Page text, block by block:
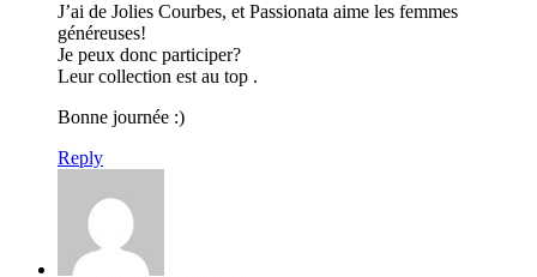
J’ai de Jolies Courbes, et Passionata aime les femmes
généreuses!
Je peux donc participer?
Leur collection est au top .
Bonne journée :)
Reply